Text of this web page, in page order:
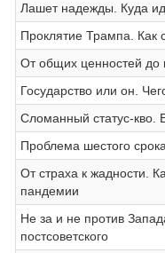
Лашет надежды. Куда
Проклятие Трампа.
От общих ценностей до
Государство или он.
Сломанный статус-кво.
Проблема шестого
От страха к жадности.
пандемии
Не за и не против
постсоветского